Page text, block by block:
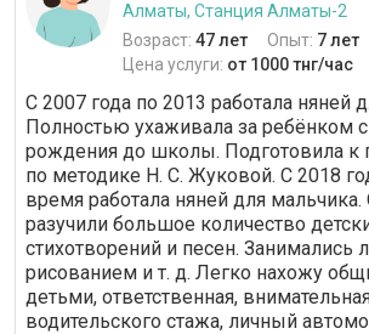
Алматы, Станция Алматы-2
Возраст: 47 лет Опыт: 7 лет
Цена услуги: от 1000 тнг/час
С 2007 года по 2013 работала няней
Полностью ухаживала за ребёнком
рождения до школы. Подготовила к
по методике Н. С. Жуковой. С 2018
время работала няней для
разучили большое количество
стихотворений и песен. Занимались
рисованием и т. д. Легко нахожу
детьми, ответственная,
водительского стажа, личный